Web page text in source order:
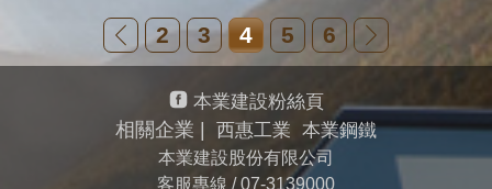
2 3 4 5 6
本業建設粉絲頁
相關企業 | 西惠工業 本業鋼鐵
本業建設股份有限公司
客服專線 /07-3139000